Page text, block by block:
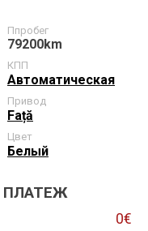
Ппробег
79200km
КПП
Автоматическая
Привод
Față
Цвет
Белый
ПЛАТЕЖ
0€